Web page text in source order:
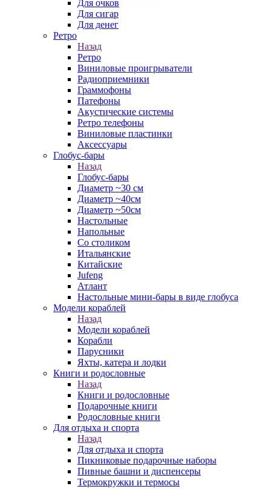
Для очков
Для сигар
Для денег
Ретро
Назад
Ретро
Виниловые проигрыватели
Радиоприемники
Граммофоны
Патефоны
Акустические системы
Ретро телефоны
Виниловые пластинки
Аксессуары
Глобус-бары
Назад
Глобус-бары
Диаметр ~30 см
Диаметр ~40см
Диаметр ~50см
Настольные
Напольные
Со столиком
Итальянские
Китайские
Jufeng
Атлант
Настольные мини-бары в виде глобуса
Модели кораблей
Назад
Модели кораблей
Корабли
Парусники
Яхты, катера и лодки
Книги и родословные
Назад
Книги и родословные
Подарочные книги
Родословные книги
Для отдыха и спорта
Назад
Для отдыха и спорта
Пикниковые подарочные наборы
Пивные башни и диспенсеры
Термокружки и термосы